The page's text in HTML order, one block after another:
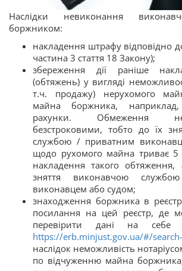
Наслідки невиконання
боржником:
накладення штрафу відповідно
частина 3 стаття 18 Закону);
збереження дії раніше
(обтяжень) у вигляді
т.ч. продажу) нерухомого
майна боржника,
рахунки. Обмеження
безстроковими, тобто до їх
службою / приватним
щодо рухомого майна триває 5
накладення такого
зняття виконавчою
виконавцем або судом;
знаходження боржника в
посилання на цей реєстр, де
перевірити дані на
https://erb.minjust.gov.ua/#/
наслідок неможливість
по відчуженню майна